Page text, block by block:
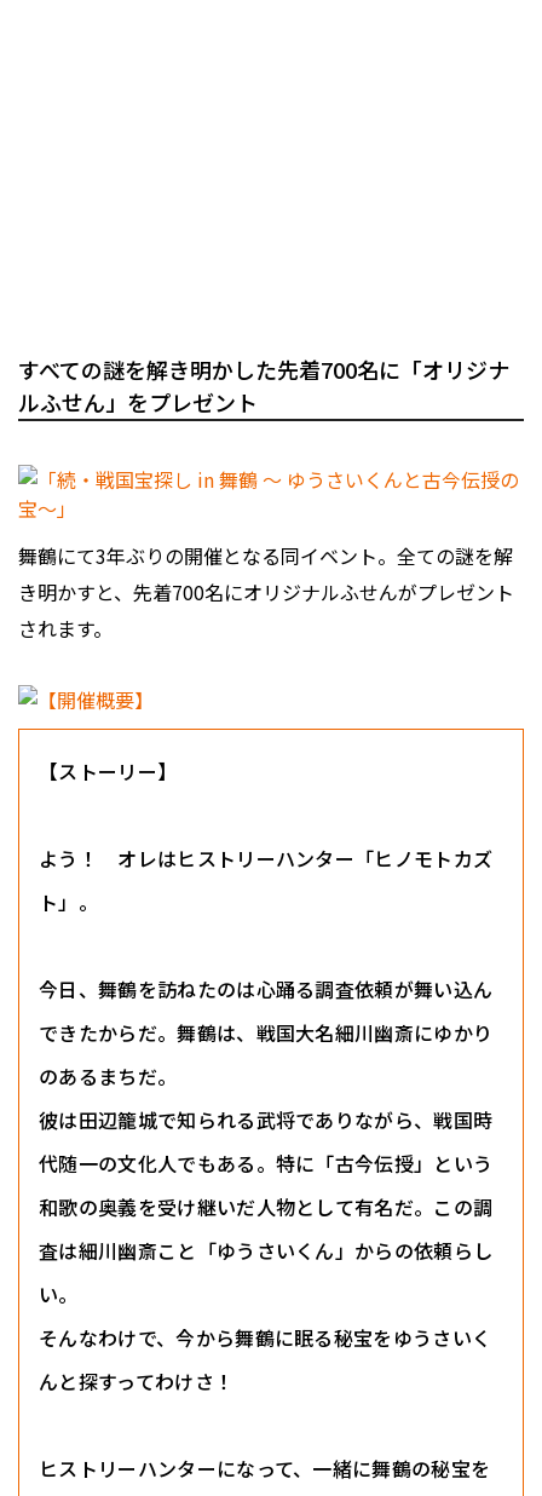
すべての謎を解き明かした先着700名に「オリジナ
ルふせん」をプレゼント
舞鶴にて3年ぶりの開催となる同イベント。全ての謎を解
き明かすと、先着700名にオリジナルふせんがプレゼント
されます。
【ストーリー】
よう！ オレはヒストリーハンター「ヒノモトカズ
ト」。
今日、舞鶴を訪ねたのは心踊る調査依頼が舞い込ん
できたからだ。舞鶴は、戦国大名細川幽斎にゆかり
のあるまちだ。
彼は田辺籠城で知られる武将でありながら、戦国時
代随一の文化人でもある。特に「古今伝授」という
和歌の奥義を受け継いだ人物として有名だ。この調
査は細川幽斎こと「ゆうさいくん」からの依頼らし
い。
そんなわけで、今から舞鶴に眠る秘宝をゆうさいく
んと探すってわけさ！
ヒストリーハンターになって、一緒に舞鶴の秘宝を